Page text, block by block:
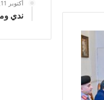
أكتوبر 11, 2025
ندي